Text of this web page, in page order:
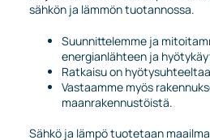
sähkön ja lämmön tuotannossa.
Suunnittelemme ja
energianlähteen ja
Ratkaisu on
Vastaamme myös
maanrakennustöistä.
Sähkö ja lämpö tuotetaan